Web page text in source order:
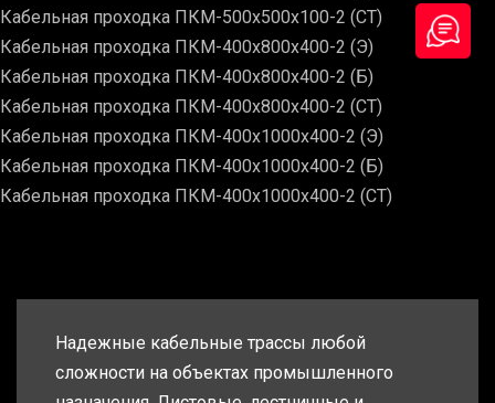
Кабельная проходка ПКМ-500х500х100-2 (СТ)
Кабельная проходка ПКМ-400х800х400-2 (Э)
Кабельная проходка ПКМ-400х800х400-2 (Б)
Кабельная проходка ПКМ-400х800х400-2 (СТ)
Кабельная проходка ПКМ-400х1000х400-2 (Э)
Кабельная проходка ПКМ-400х1000х400-2 (Б)
Кабельная проходка ПКМ-400х1000х400-2 (СТ)
Надежные кабельные трассы любой
сложности на объектах промышленного